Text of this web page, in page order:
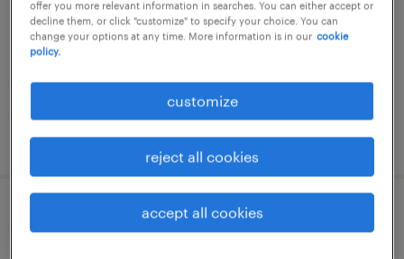
福岡県福岡市博多区, 福岡県
temporary
¥1700.00 per hour
posted 18 june 2025
it・web系／メーカー系／金融系／流通・サ
offer you more relevant information in searches. You can either accept or
decline them, or click "customize" to specify your choice. You can
change your options at any time. More information is in our cookie
policy.
customize
reject all cookies
accept all cookies